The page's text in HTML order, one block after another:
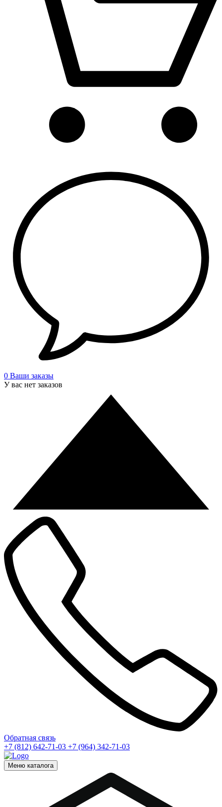
0 Ваши заказы
У вас нет заказов
Обратная связь
+7 (812) 642-71-03 +7 (964) 342-71-03
Меню каталога